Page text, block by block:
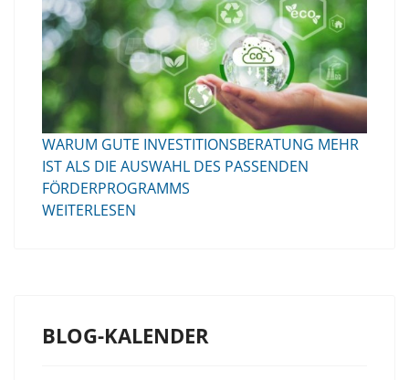
WARUM GUTE INVESTITIONSBERATUNG MEHR
IST ALS DIE AUSWAHL DES PASSENDEN
FÖRDERPROGRAMMS
WEITERLESEN
BLOG-KALENDER